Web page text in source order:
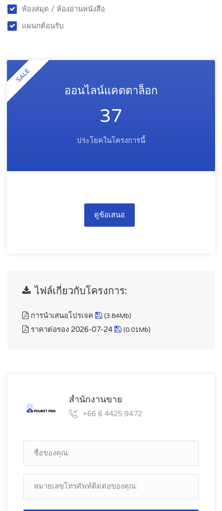
ห้องสมุด / ห้องอ่านหนังสือ
แผนกต้อนรับ
SALE
ออนไลน์แคตตาล็อก
37
ประโยคในโครงการนี้
ดูข้อเสนอ
ไฟล์เกี่ยวกับโครงการ:
การนำเสนอโปรเจค (3.84Mb)
ราคาต่อรอง 2026-07-24 (0.01Mb)
สำนักงานขาย
+66 6 4425 9472